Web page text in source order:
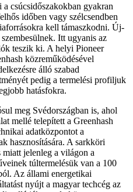
csúcsidőszakokban gyakran
időben vagy szélcsendben
kell támaszkodni. Új-
Itt ugyanis az
teszik ki. A helyi Pioneer
közreműködésével
álló szabad
pedig a termelési profiljuk
hatásfokra.
meg Svédországban is, ahol
mellé telepített a Greenhash
adatközpontot a
hasznosítására. A sarkköri
miatt jelenleg a világon a
túltermelésük van a 100
Az állami energetikai
nyújt a magyar techcég az